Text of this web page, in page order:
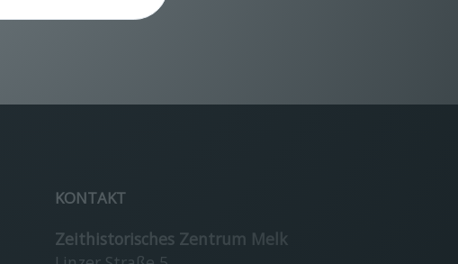
KONTAKT
Zeithistorisches Zentrum Melk